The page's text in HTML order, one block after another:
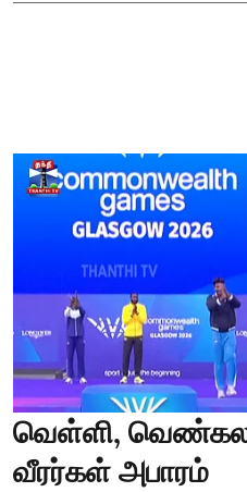
வெள்ளி,
வீரர்கள் அபாரம்